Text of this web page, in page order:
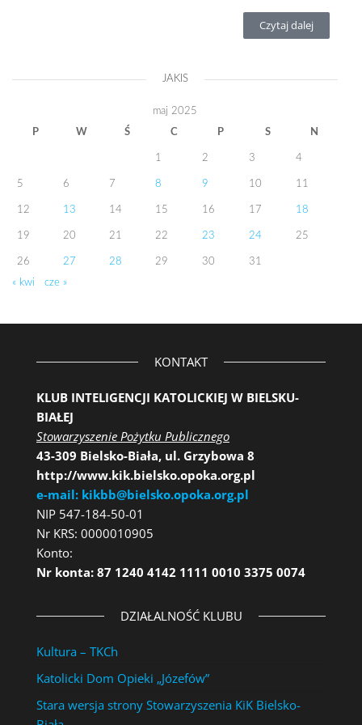
Czytaj dalej
JAKIS
maj 2025
P
W Ś C P S N
1 2 3 4
5 6 7 8 9 10 11
12 13 14 15 16 17 18
19 20 21 22 23 24 25
26 27 28 29 30
31
« kwi
cze »
KONTAKT
KLUB INTELIGENCJI KATOLICKIEJ W BIELSKU-
BIAŁEJ
Stowarzyszenie Pożytku Publicznego
43-309 Bielsko-Biała, ul. Grzybowa 8
http://www.kik.bielsko.opoka.org.pl
e-mail: kikbb@bielsko.opoka.org.pl
NIP 547-184-50-01
Nr KRS: 0000010905
Konto:
Nr konta: 87 1240 4142 1111 0010 3375 0074
DZIAŁALNOŚĆ KLUBU
Kultura – TKCh
Katolicki Dom Opieki „Józefów”
Stara wersja strony Stowarzyszenia KiK Bielsko-